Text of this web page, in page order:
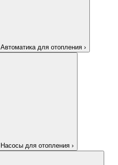
Автоматика для отопления ›
Насосы для отопления ›